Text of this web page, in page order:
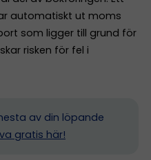
automatiskt ut moms
som ligger till grund för
risken för fel i
av din löpande
gratis här!